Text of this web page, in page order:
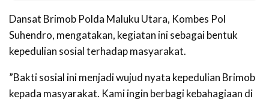
‎Dansat Brimob Polda Maluku Utara, Kombes Pol
Suhendro, mengatakan, kegiatan ini sebagai bentuk
kepedulian sosial terhadap masyarakat.
‎‎”Bakti sosial ini menjadi wujud nyata kepedulian Brimob
kepada masyarakat. Kami ingin berbagi kebahagiaan di